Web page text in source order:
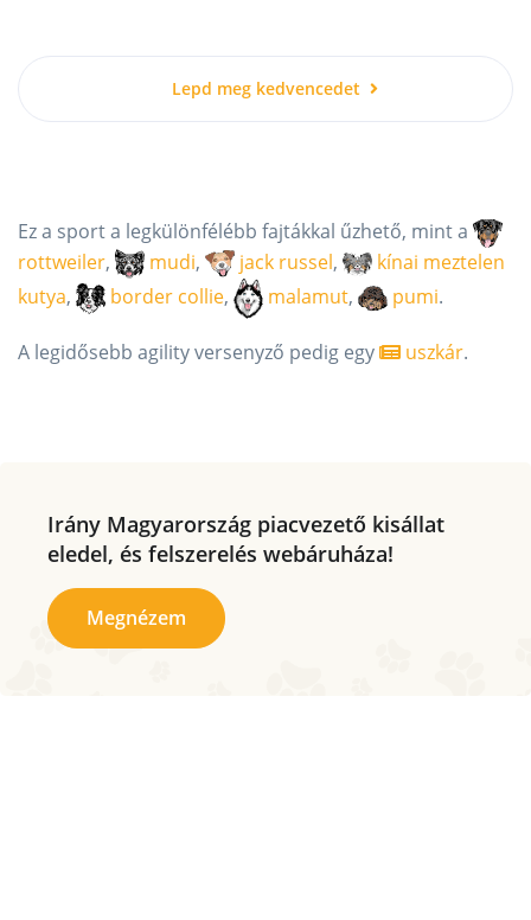
Lepd meg kedvencedet
Ez a sport a legkülönfélébb fajtákkal űzhető, mint a
rottweiler, mudi, jack russel,
kínai meztelen
kutya, border collie, malamut, pumi.
A legidősebb agility versenyző pedig egy uszkár.
Irány Magyarország piacvezető kisállat
eledel, és felszerelés webáruháza!
Megnézem